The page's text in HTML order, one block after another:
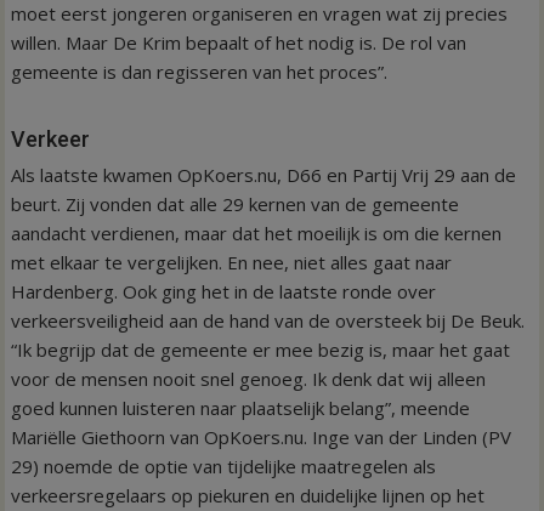
moet eerst jongeren organiseren en vragen wat zij precies
willen. Maar De Krim bepaalt of het nodig is. De rol van
gemeente is dan regisseren van het proces”.
Verkeer
Als laatste kwamen OpKoers.nu, D66 en Partij Vrij 29 aan de
beurt. Zij vonden dat alle 29 kernen van de gemeente
aandacht verdienen, maar dat het moeilijk is om die kernen
met elkaar te vergelijken. En nee, niet alles gaat naar
Hardenberg. Ook ging het in de laatste ronde over
verkeersveiligheid aan de hand van de oversteek bij De Beuk.
“Ik begrijp dat de gemeente er mee bezig is, maar het gaat
voor de mensen nooit snel genoeg. Ik denk dat wij alleen
goed kunnen luisteren naar plaatselijk belang”, meende
Mariëlle Giethoorn van OpKoers.nu. Inge van der Linden (PV
29) noemde de optie van tijdelijke maatregelen als
verkeersregelaars op piekuren en duidelijke lijnen op het